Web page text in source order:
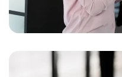
Video Marketing
Business Video Story